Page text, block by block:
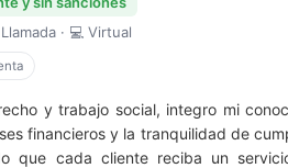
· 💻 Virtual
y trabajo social, integro mi
financieros y la tranquilidad de
que cada cliente reciba un